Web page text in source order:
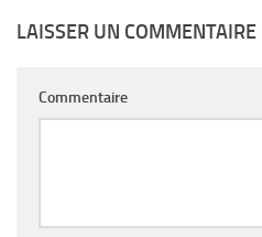
LAISSER UN COMMENTAIRE
Commentaire